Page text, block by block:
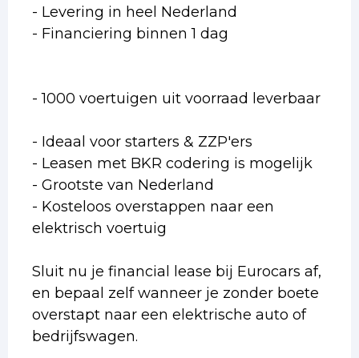
- Levering in heel Nederland
- Financiering binnen 1 dag
- 1000 voertuigen uit voorraad leverbaar
- Ideaal voor starters & ZZP'ers
- Leasen met BKR codering is mogelijk
- Grootste van Nederland
- Kosteloos overstappen naar een
elektrisch voertuig
Sluit nu je financial lease bij Eurocars af,
en bepaal zelf wanneer je zonder boete
overstapt naar een elektrische auto of
bedrijfswagen.